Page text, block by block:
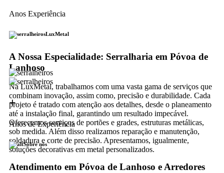
Anos Experiência
LuxMetal
A Nossa Especialidade: Serralharia em Póvoa de
Lanhoso
Na LuxMetal, trabalhamos com uma vasta gama de serviços que
combinam inovação, assim como, precisão e durabilidade. Cada
projeto é tratado com atenção aos detalhes, desde o planeamento
até a instalação final, garantindo um resultado impecável.
Oferecemos serviços de portões e grades, estruturas metálicas,
sob medida. Além disso realizamos reparação e manutenção,
soldadura e corte de precisão. Apresentamos, igualmente,
soluções decorativas em metal personalizados.
+
Anos de Experiência
Sobre nós
Atendimento em Póvoa de Lanhoso e Arredores